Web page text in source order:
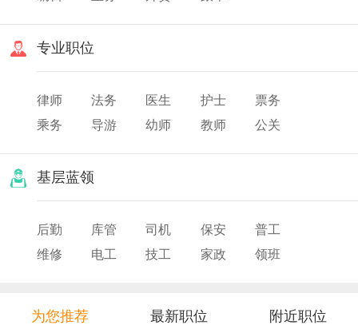
专业职位
律师 法务 医生 护士
票务
乘务
导游 幼师 教师
公关
基层蓝领
后勤 库管 司机 保安
普工
维修
电工 技工 家政
领班
为您推荐 最新职位 附近职位